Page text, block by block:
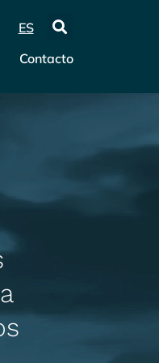
ES
Contacto